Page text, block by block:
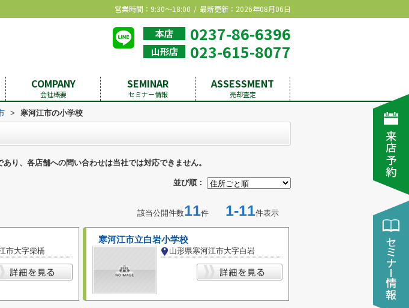
営業時間：9:30～18:00 最新更新：2026年08月06日
本店 0237-86-6396
山形店 023-615-8077
COMPANY
会社概要
SEMINAR
セミナー情報
ASSESSMENT
売却査定
> 寒河江市の小学校
り、各店舗への問い合わせは当社では対応できません。
並び順：
該当公開件数11件 1-11件表示
市大字柴橋
寒河江市立白岩小学校
山形県寒河江市大字白岩